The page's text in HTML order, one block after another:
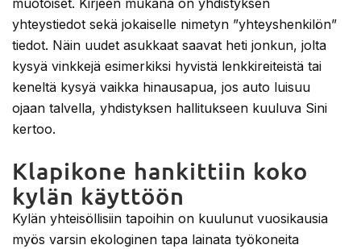
muotoiset. Kirjeen mukana on yhdistyksen
yhteystiedot sekä jokaiselle nimetyn ”yhteyshenkilön”
tiedot. Näin uudet asukkaat saavat heti jonkun, jolta
kysyä vinkkejä esimerkiksi hyvistä lenkkireiteistä tai
keneltä kysyä vaikka hinausapua, jos auto luisuu
ojaan talvella, yhdistyksen hallitukseen kuuluva Sini
kertoo.
Klapikone hankittiin koko
kylän käyttöön
Kylän yhteisöllisiin tapoihin on kuulunut vuosikausia
myös varsin ekologinen tapa lainata työkoneita